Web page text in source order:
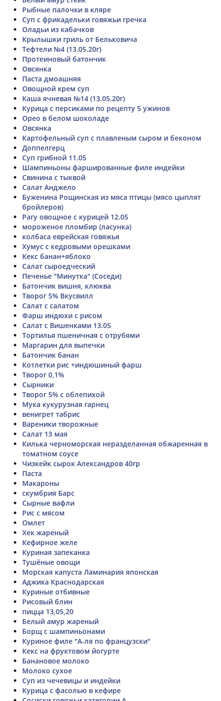
Рыбные палочки в кляре
Суп с фрикадельки говяжьи гречка
Оладьи из кабачков
Крылышки гриль от Бельковича
Тефтели №4 (13.05.20г)
Протеиновый батончик
Овсянка
Паста дмоашняя
Овощной крем суп
Каша ячневая №14 (13.05.20г)
Курица с персиками по рецепту 5 ужинов
Орео в белом шоколаде
Овсянка
Картофельный суп с плавленым сыром и беконом
Доппелгерц
Суп грибной 11.05
Шампиньоны фаршированные филе индейки
Свинина с тыквой
Салат Анджело
Буженина Рощинская из мяса птицы (мясо цыплят
бройлеров)
Рагу овощное с курицей 12.05
мороженое пломбир (ласунка)
колбаса еврейская говяжья
Хумус с кедровыми орешками
Кекс банан+яблоко
Салат сыроедческий
Печенье "Минутка" (Соседи)
Батончик вишня, клюква
Творог 5% Вкусвилл
Салат с салатом
Фарш индюхи с рисом
Салат с Вишенками 13.05
Тортилья пшеничная с отрубями
Маргарин для выпечки
Батончик банан
Котлетки рис +индюшиный фарш
Творог 0,1%
Сырники
Творог 5% с облепихой
Мука кукурузная гарнец
венигрет табрис
Вареники творожные
Салат 13 мая
Килька черноморская неразделанная обжаренная в
томатном соусе
Чизкейк сырок Александров 40гр
Паста
Макароны
скумбрия Барс
Сырные вафли
Рис с мясом
Омлет
Хек жареный
Кефирное желе
Куриная запеканка
Тушёные овощи
Морская капуста Ламинария японская
Аджика Краснодарская
Куриные отбивные
Рисовый блин
пицца 13,05,20
Белый амур жареный
Борщ с шампиньонами
Куриное филе "А-ля по французски"
Кекс на фруктовом йогурте
Банановое молоко
Молоко сухое
Суп из чечевицы и индейки
Курица с фасолью в кефире